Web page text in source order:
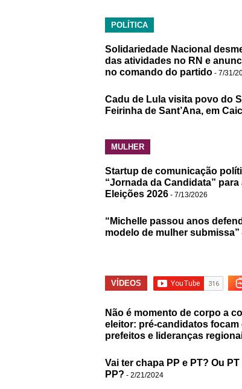
POLÍTICA
Solidariedade Nacional
das atividades no RN e
no comando do partido - 7/31/
Cadu de Lula visita povo do
Feirinha de Sant’Ana, em
MULHER
Startup de comunicação
“Jornada da Candidata” para
Eleições 2026 - 7/13/2026
“Michelle passou anos
modelo de mulher submissa”
VÍDEOS
Não é momento de corpo a
eleitor: pré-candidatos focam
prefeitos e lideranças
Vai ter chapa PP e PT? Ou PT
PP? - 2/21/2024